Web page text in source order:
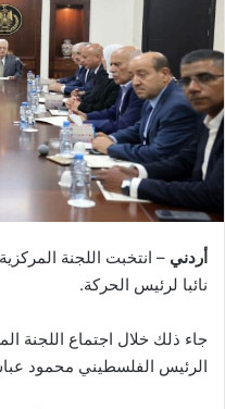
أردني – انتخبت اللجنة
نائبا لرئيس الحركة.
جاء ذلك خلال اجتماع اللجنة
الرئيس الفلسطيني محمود